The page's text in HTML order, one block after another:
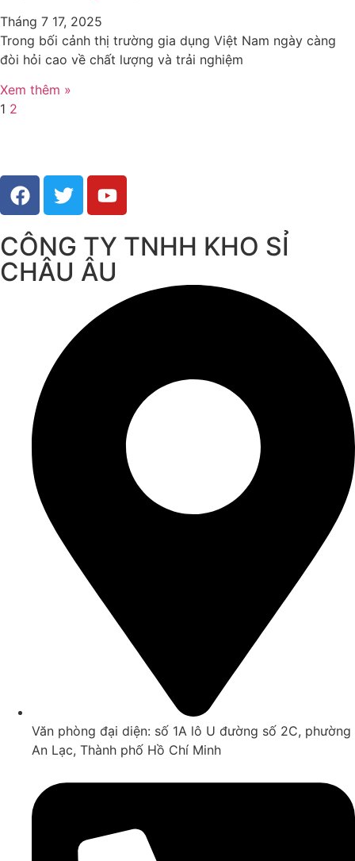
Tháng 7 17, 2025
Trong bối cảnh thị trường gia dụng Việt Nam ngày càng
đòi hỏi cao về chất lượng và trải nghiệm
Xem thêm »
1 2
CÔNG TY TNHH KHO SỈ
CHÂU ÂU
Văn phòng đại diện: số 1A lô U đường số 2C, phường
An Lạc, Thành phố Hồ Chí Minh